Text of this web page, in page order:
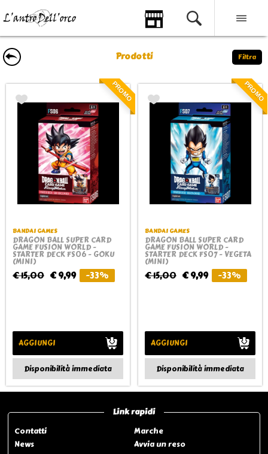
Prodotti Filtra
PROMO
BANDAI GAMES
DRAGON BALL SUPER CARD
GAME FUSION WORLD -
STARTER DECK FS06 - GOKU
(MINI)
€ 15,00 € 9,99 -33%
AGGIUNGI
Disponibilità immediata
PROMO
BANDAI GAMES
DRAGON BALL SUPER CARD
GAME FUSION WORLD -
STARTER DECK FS07 - VEGETA
(MINI)
€ 15,00 € 9,99 -33%
AGGIUNGI
Disponibilità immediata
Link rapidi
Contatti
Marche
News
Avvia un reso